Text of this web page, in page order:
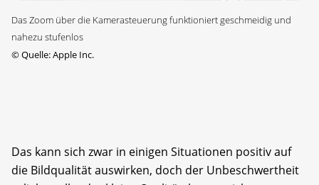
Das Zoom über die Kamerasteuerung funktioniert geschmeidig und
nahezu stufenlos
©Quelle: Apple Inc.
Das kann sich zwar in einigen Situationen positiv auf
die Bildqualität auswirken, doch der Unbeschwertheit